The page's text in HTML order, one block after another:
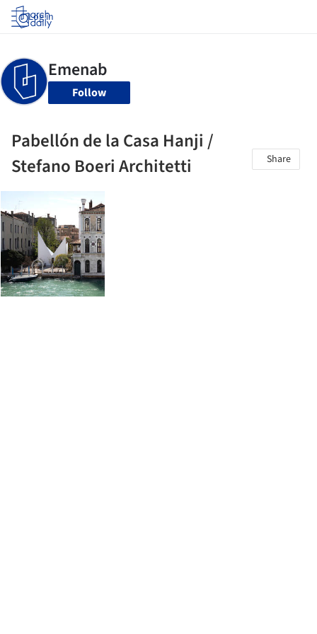
Log in
Follow
Pabellón de la Casa Hanji /
Stefano Boeri Architetti
Share